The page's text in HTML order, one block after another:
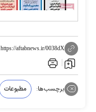
https://aftabnews.ir/0038dX
برچسب‌ها: مطبوعات